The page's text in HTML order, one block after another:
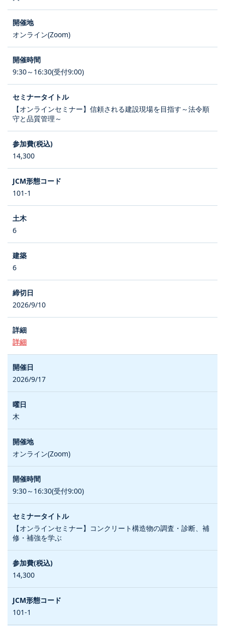
オンライン(Zoom)
9:30～16:30(受付9:00)
【オンラインセミナー】信頼される建設現場を目指す～法令順
守と品質管理～
14,300
101-1
6
6
2026/9/10
詳細
2026/9/17
木
オンライン(Zoom)
9:30～16:30(受付9:00)
【オンラインセミナー】コンクリート構造物の調査・診断、補
修・補強を学ぶ
14,300
101-1